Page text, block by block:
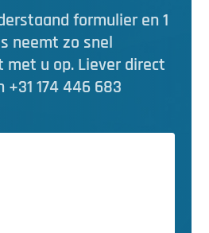
formulier en 1
neemt zo snel
met u op. Liever direct
174 446 683